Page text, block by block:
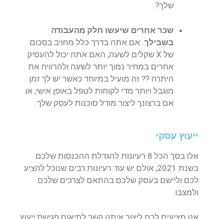
שלך?
שכר אחרים שיעשו חלק מהעבודה
בשבילך . אם אתה בדרך כלל מחויב בסכום
של X שקלים לשעה, האם אתה יכול להעסיק
אחרים במחיר נמוך יותר לשעה ולהרוויח את
היתרה ?? זה מועיל במיוחד כאשר יש לך זמן
מוגבל ויותר מדי לקוחות לטפל באופן אישי, או
אם ברצונך ליצור מודל סוכנות לעסק שלך.
ייעוץ עסקי
אלו בסך הכל 8 רעיונות להגדלת ההכנסות שלכם
בשנת 2021, אולם יש עוד רעיונות רבים שנוכל להציע
לכם וליישם בעסק שלכם בהתאם לצרכים שלכם
ולמצבו.
אנו מציעים לכם ליצור איתנו קשר לתיאום פגישת ייעוץ